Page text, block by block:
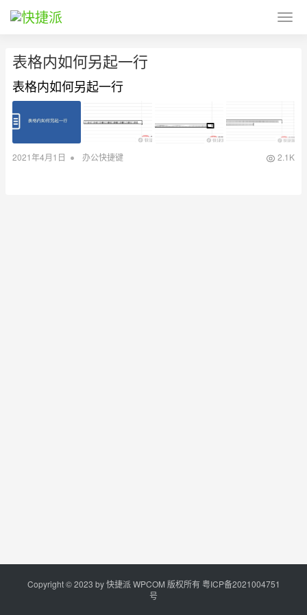
表格内如何另起一行
表格内如何另起一行
2021年4月1日 • 办公快捷键 2.1K
Copyright © 2023 by快捷派WPCOM 版权所有粤ICP备2021004751
号